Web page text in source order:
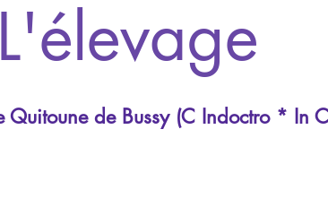
L'élevage
Quitoune de Bussy (C Indoctro * In